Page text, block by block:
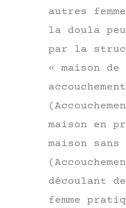
autres
la doula
par la
« maison
maison en
maison
découlant
femme